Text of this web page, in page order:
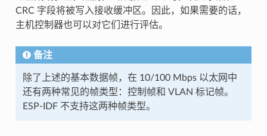
CRC 字段将被写入接收缓冲区。因此，如果需要的话，
主机控制器也可以对它们进行评估。
备注
除了上述的基本数据帧，在 10/100 Mbps 以太网中
还有两种常见的帧类型：控制帧和 VLAN 标记帧。
ESP-IDF 不支持这两种帧类型。